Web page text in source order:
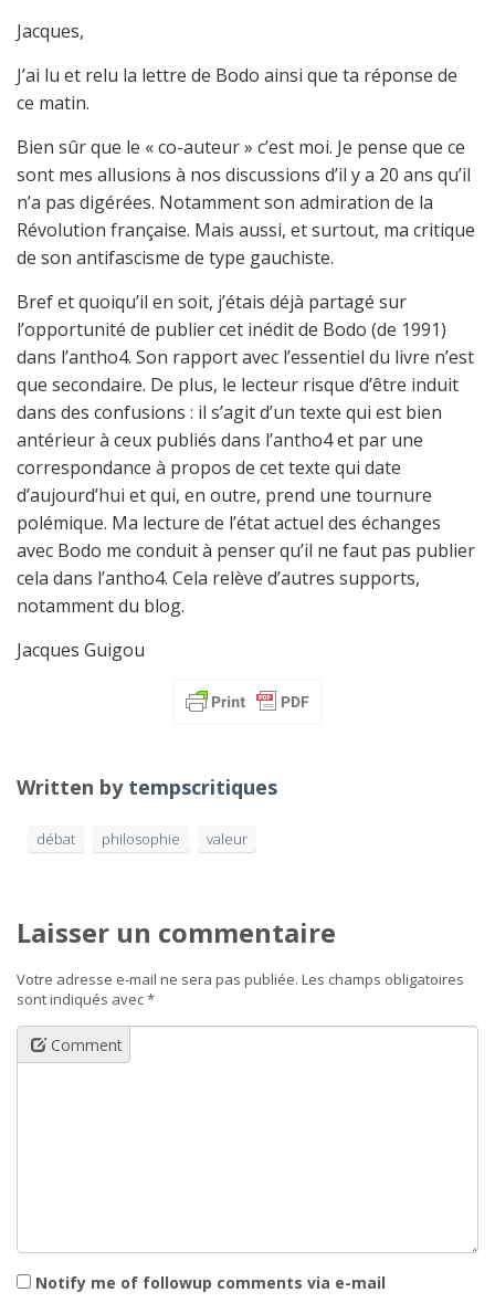
Jacques,
J’ai lu et relu la lettre de Bodo ainsi que ta réponse de
ce matin.
Bien sûr que le « co-auteur » c’est moi. Je pense que ce
sont mes allusions à nos discussions d’il y a 20 ans qu’il
n’a pas digérées. Notamment son admiration de la
Révolution française. Mais aussi, et surtout, ma critique
de son antifascisme de type gauchiste.
Bref et quoiqu’il en soit, j’étais déjà partagé sur
l’opportunité de publier cet inédit de Bodo (de 1991)
dans l’antho4. Son rapport avec l’essentiel du livre n’est
que secondaire. De plus, le lecteur risque d’être induit
dans des confusions : il s’agit d’un texte qui est bien
antérieur à ceux publiés dans l’antho4 et par une
correspondance à propos de cet texte qui date
d’aujourd’hui et qui, en outre, prend une tournure
polémique. Ma lecture de l’état actuel des échanges
avec Bodo me conduit à penser qu’il ne faut pas publier
cela dans l’antho4. Cela relève d’autres supports,
notamment du blog.
Jacques Guigou
Written by tempscritiques
débat philosophie valeur
Laisser un commentaire
Votre adresse e-mail ne sera pas publiée. Les champs obligatoires
sont indiqués avec*
Comment
Notify me of followup comments via e-mail